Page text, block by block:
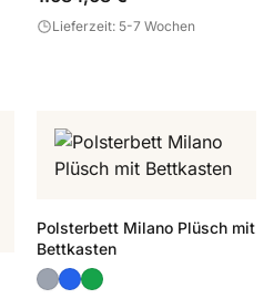
Lieferzeit: 5-7 Wochen
Polsterbett Milano Plüsch mit
Bettkasten